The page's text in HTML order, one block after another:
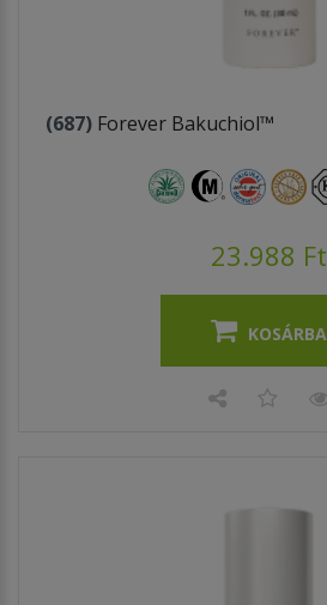
(687) Forever Bakuchiol™
23.988 Ft
KOSÁRBA